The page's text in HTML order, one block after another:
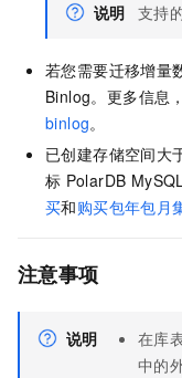
说明 支持
若您需要迁移增量
Binlog。更多信息
binlog。
已创建存储空间大
标 PolarDB
买和购买包年包月
注意事项
说明 在库
中的